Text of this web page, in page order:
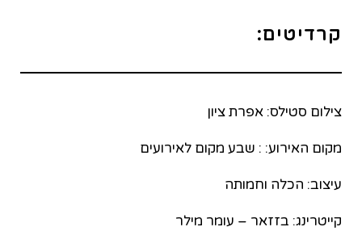
קרדיטים:
צילום סטילס: אפרת ציון
מקום האירוע: : שבע מקום לאירועים
עיצוב: הכלה וחמותה
קייטרינג: בזזאר – עומר מילר